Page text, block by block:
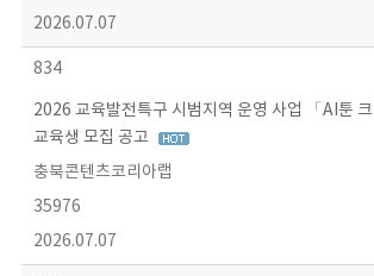
2026.07.07
834
2026 교육발전특구 시범지역 운영 사업 「AI툰 크
교육생 모집 공고
충북콘텐츠코리아랩
35976
2026.07.07